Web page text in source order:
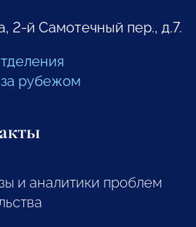
2-й Самотечный пер., д.7.
рубежом
и аналитики проблем